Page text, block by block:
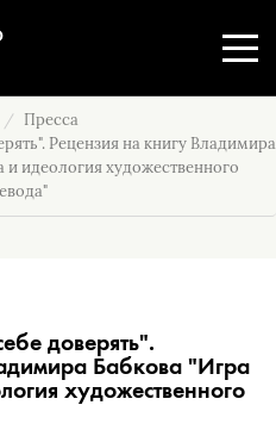
Пресса
Рецензия на книгу Владимира
и идеология художественного
доверять".
Бабкова "Игра
художественного